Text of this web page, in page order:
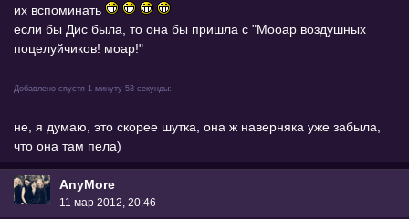
их вспоминать
если бы Дис была, то она бы пришла с "Мооар воздушных
поцелуйчиков! моар!"
Добавлено спустя 1 минуту 53 секунды:
не, я думаю, это скорее шутка, она ж наверняка уже забыла,
что она там пела)
AnyMore
11 мар 2012, 20:46